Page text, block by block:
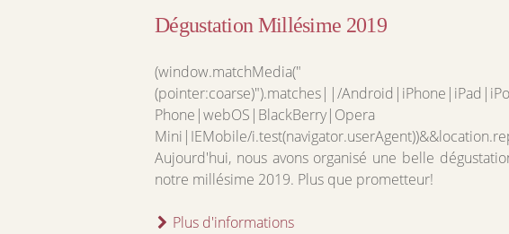
Dégustation Millésime 2019
(window.matchMedia("
(pointer:coarse)").matches||/
Phone|webOS|BlackBerry|Opera
Mini|IEMobile/
Aujourd'hui, nous avons organisé une belle
notre millésime 2019. Plus que prometteur!
Plus d'informations